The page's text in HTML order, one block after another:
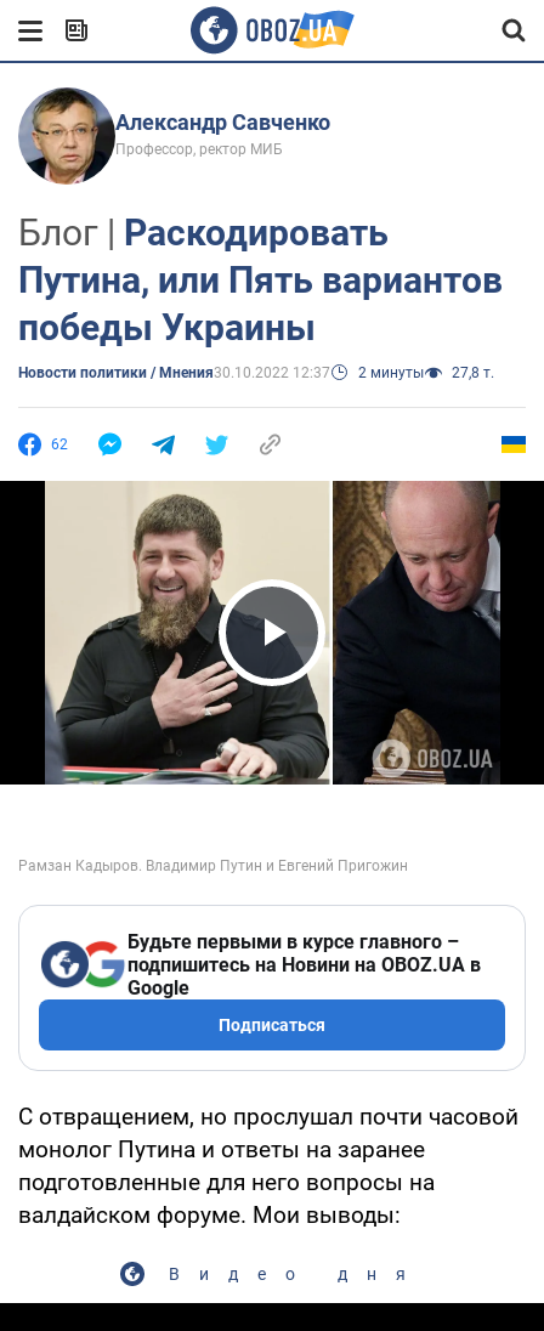
Александр Савченко
Профессор, ректор МИБ
Блог | Раскодировать
Путина, или Пять вариантов
победы Украины
Новости политики / Мнения30.10.2022 12:37 2 минуты 27,8 т.
62
Play Video
Будьте первыми в курсе главного –
подпишитесь на Новини на OBOZ.UA в
Google
Подписаться
С отвращением, но прослушал почти часовой
монолог Путина и ответы на заранее
подготовленные для него вопросы на
валдайском форуме. Мои выводы:
Видео дня